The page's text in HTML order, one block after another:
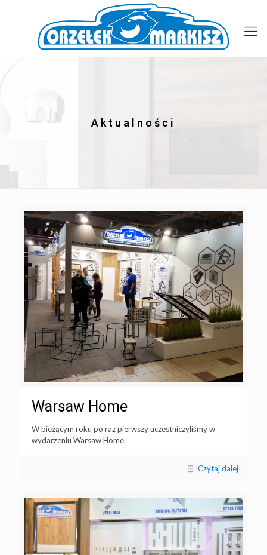
Aktualności
Warsaw Home
W bieżącym roku po raz pierwszy uczestniczyliśmy w
wydarzeniu Warsaw Home.
Czytaj dalej